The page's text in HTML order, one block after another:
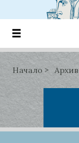
Начало Архив